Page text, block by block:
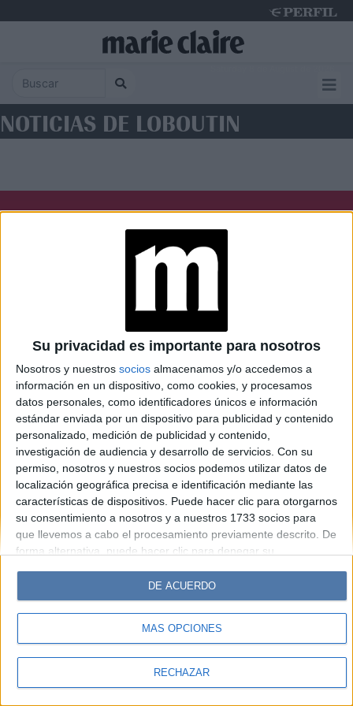
Su privacidad es importante para nosotros
Nosotros y nuestros socios almacenamos y/o accedemos a
información en un dispositivo, como cookies, y procesamos
datos personales, como identificadores únicos e información
estándar enviada por un dispositivo para publicidad y contenido
personalizado, medición de publicidad y contenido,
investigación de audiencia y desarrollo de servicios. Con su
permiso, nosotros y nuestros socios podemos utilizar datos de
localización geográfica precisa e identificación mediante las
características de dispositivos. Puede hacer clic para otorgarnos
su consentimiento a nosotros y a nuestros 1733 socios para
que llevemos a cabo el procesamiento previamente descrito. De
forma alternativa, puede hacer clic para denegar su
cambiar sus preferencias antes de otorgar su consentimiento.
Tenga en cuenta que algún procesamiento de sus datos
personales puede no requerir de su consentimiento, pero usted
tiene el derecho de rechazar tal procesamiento. Sus
sus preferencias o retirar su consentimiento en cualquier
MÁS OPCIONES
RECHAZAR
DE ACUERDO
NOTICIAS DE LOBOUTIN
Caras Noticias
Weekend Parabrisas
Look
Luz Mía Lunateen Break BATimes
© Perfil.com 2006-2019 - Todos los derechos reservados
Registro de Propiedad Intelectual: Nro. 5346433